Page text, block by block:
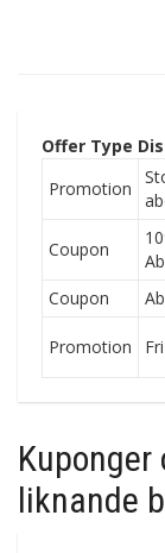
Offer Type
Promotion
Coupon
Coupon
Promotion
liknande